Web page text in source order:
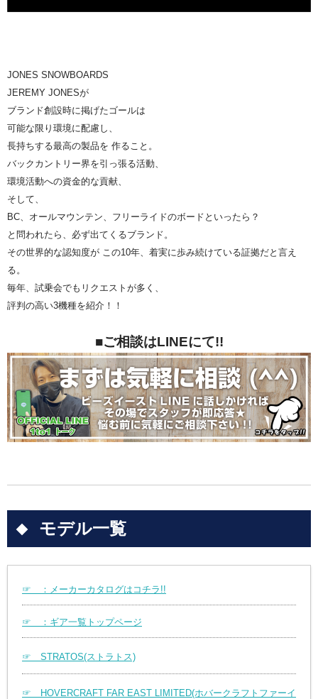
JONES SNOWBOARDS
JEREMY JONESが
ブランド創設時に掲げたゴールは
可能な限り環境に配慮し、
長持ちする最高の製品を 作ること。
バックカントリー界を引っ張る活動、
環境活動への資金的な貢献、
そして、
BC、オールマウンテン、フリーライドのボードといったら？
と問われたら、必ず出てくるブランド。
その世界的な認知度が この10年、着実に歩み続けている証拠だと言え
る。
毎年、試乗会でもリクエストが多く、
評判の高い3機種を紹介！！
■ご相談はLINEにて!!
モデル一覧
☞ ：メーカーカタログはコチラ!!
☞ ：ギア一覧トップページ
☞ STRATOS(ストラトス)
☞ HOVERCRAFT FAR EAST LIMITED(ホバークラフトファーイ